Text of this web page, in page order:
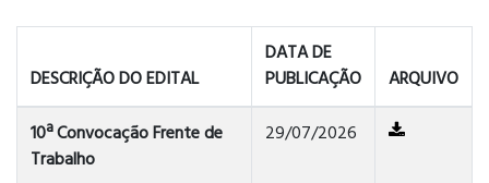
DESCRIÇÃO DO EDITAL
DATA DE
PUBLICAÇÃO
ARQUIVO
10ª Convocação Frente de
Trabalho
29/07/2026